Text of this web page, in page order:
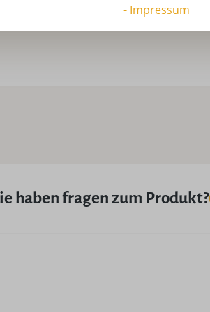
USP:
haben fragen zum Produkt?
- Impressum